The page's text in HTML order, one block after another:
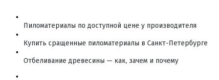
Пиломатериалы по доступной цене у производителя
Купить сращенные пиломатериалы в Санкт-Петербурге
Отбеливание древесины — как, зачем и почему